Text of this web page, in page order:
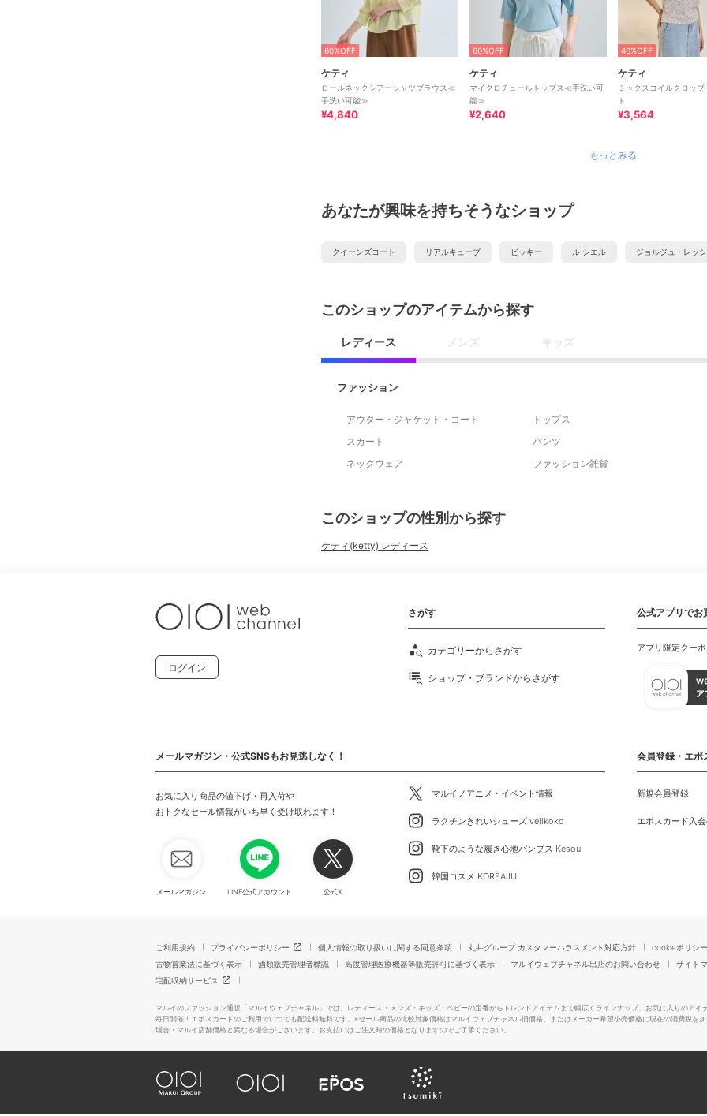
60%OFF
ケティ
ロールネックシアーシャツブラウス≪
手洗い可能≫
¥4,840
60%OFF
ケティ
マイクロチュールトップス≪手洗い可
能≫
¥2,640
40%OFF
ケティ
ミックスコイルクロッ
ト
¥3,564
もっとみる
あなたが興味を持ちそうなショップ
クイーンズコート リアルキューブ ビッキー ル シエル ジョルジュ・レッ
このショップのアイテムから探す
レディース メンズ キッズ
ファッション
アウター・ジャケット・コート
トップス
スカート
パンツ
ネックウェア
ファッション雑貨
このショップの性別から探す
ケティ(ketty) レディース
ログイン
さがす
カテゴリーからさがす
ショップ・ブランドからさがす
公式アプリでお
アプリ限定クー
メールマガジン・公式SNSもお見逃しなく！
お気に入り商品の値下げ・再入荷や
おトクなセール情報がいち早く受け取れます！
メールマガジン LINE公式アカウント 公式X
マルイノアニメ・イベント情報
ラクチンきれいシューズ velikoko
靴下のような履き心地パンプス Kesou
韓国コスメ KOREAJU
会員登録・エポ
新規会員登録
エポスカード入
ご利用規約 プライバシーポリシー 個人情報の取り扱いに関する同意条項 丸井グループ カスタマーハラスメント対応方針
cookieポリシー
古物営業法に基づく表示
酒類販売管理者標識 高度管理医療機器等販売許可に基づく表示 マルイウェブチャネル出店のお問い合わせ
サイト
宅配収納サービス
マルイのファッション通販「マルイウェブチャネル」では、レディース・メンズ・キッズ・ベビーの定番からトレンドアイテムまで幅広くラインナップ。お気に入りのア
毎日開催！エポスカードのご利用でいつでも配送料無料です。 ※セール商品の比較対象価格はマルイウェブチャネル旧価格、またはメーカー希望小売価格に現在の消費税を
場合・マルイ店舗価格と異なる場合がございます。お支払いはご注文時の価格となりますのでご了承ください。